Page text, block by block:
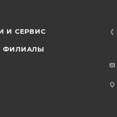
И СЕРВИС
ФИЛИАЛЫ